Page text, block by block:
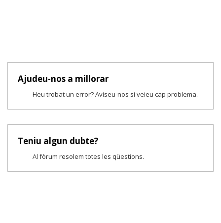
Ajudeu-nos a millorar
Heu trobat un error? Aviseu-nos si veieu cap problema.
Teniu algun dubte?
Al fòrum resolem totes les qüestions.